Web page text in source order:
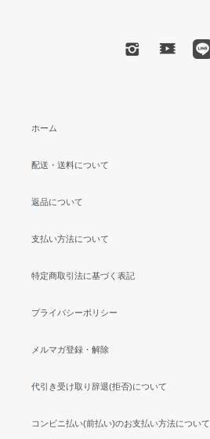
ホーム
配送・送料について
返品について
支払い方法について
特定商取引法に基づく表記
プライバシーポリシー
メルマガ登録・解除
代引き受け取り辞退(拒否)について
コンビニ払い(前払い)のお支払い方法について